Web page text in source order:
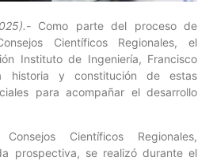
Como parte del proceso de
Científicos Regionales, el
Instituto de Ingeniería, Francisco
historia y constitución de estas
para acompañar el desarrollo
Científicos Regionales,
prospectiva, se realizó durante el